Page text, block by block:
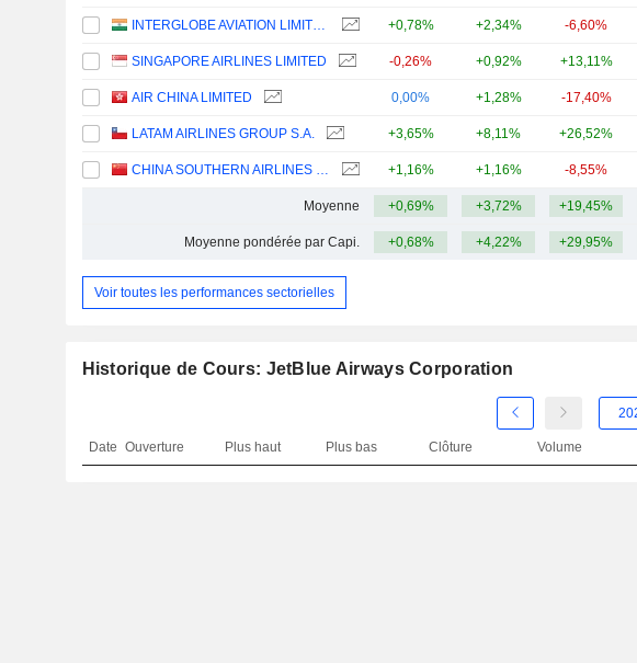
INTERGLOBE AVIATION LIMITED +0,78% +2,34% -6,60%
SINGAPORE AIRLINES LIMITED -0,26% +0,92% +13,11%
AIR CHINA LIMITED 0,00% +1,28% -17,40%
LATAM AIRLINES GROUP S.A. +3,65% +8,11% +26,52%
CHINA SOUTHERN AIRLINES COMPANY LIMITED +1,16% +1,16% -8,55%
Moyenne +0,69% +3,72% +19,45%
Moyenne pondérée par Capi. +0,68% +4,22% +29,95%
Voir toutes les performances sectorielles
Historique de Cours: JetBlue Airways Corporation
Date Ouverture Plus haut Plus bas Clôture Volume